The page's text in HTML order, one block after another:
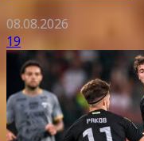
08.08.2026
19